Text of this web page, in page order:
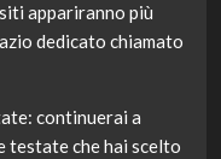
appariranno più
dedicato chiamato
continuerai a
testate che hai scelto